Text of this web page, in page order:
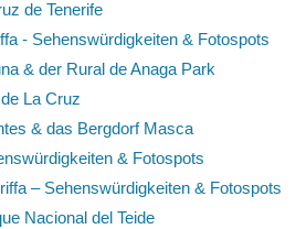
de Tenerife
- Sehenswürdigkeiten & Fotospots
& der Rural de Anaga Park
La Cruz
& das Bergdorf Masca
& Fotospots
– Sehenswürdigkeiten & Fotospots
Nacional del Teide